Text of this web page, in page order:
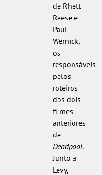
de Rhett
Reese e
Paul
Wernick,
os
responsáveis
pelos
roteiros
dos dois
filmes
anteriores
de
Deadpool.
Junto a
Levy,